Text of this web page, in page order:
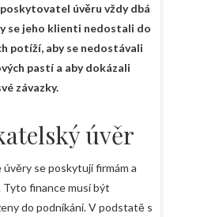
úvěru vždy dbá
se jeho klienti nedostali do
potíží, aby se nedostávali
pastí a aby dokázali
závazky.
úvěr
se poskytují firmám a
Tyto finance musí být
do podnikání. V podstatě s